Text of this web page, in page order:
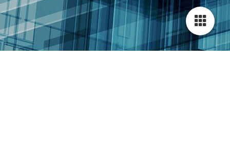
Geier Construction Consulting